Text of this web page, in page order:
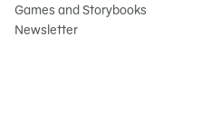
Games and Storybooks
Newsletter